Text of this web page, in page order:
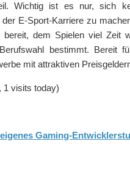
Wichtig ist es nur, sich
E-Sport-Karriere zu
bereit, dem Spielen viel Zeit
bestimmt. Bereit
mit attraktiven
1 visits today)
Gaming-